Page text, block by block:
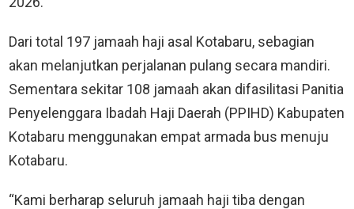
Dari total 197 jamaah haji asal Kotabaru, sebagian
akan melanjutkan perjalanan pulang secara mandiri.
Sementara sekitar 108 jamaah akan difasilitasi Panitia
Penyelenggara Ibadah Haji Daerah (PPIHD) Kabupaten
Kotabaru menggunakan empat armada bus menuju
Kotabaru.
“Kami berharap seluruh jamaah haji tiba dengan